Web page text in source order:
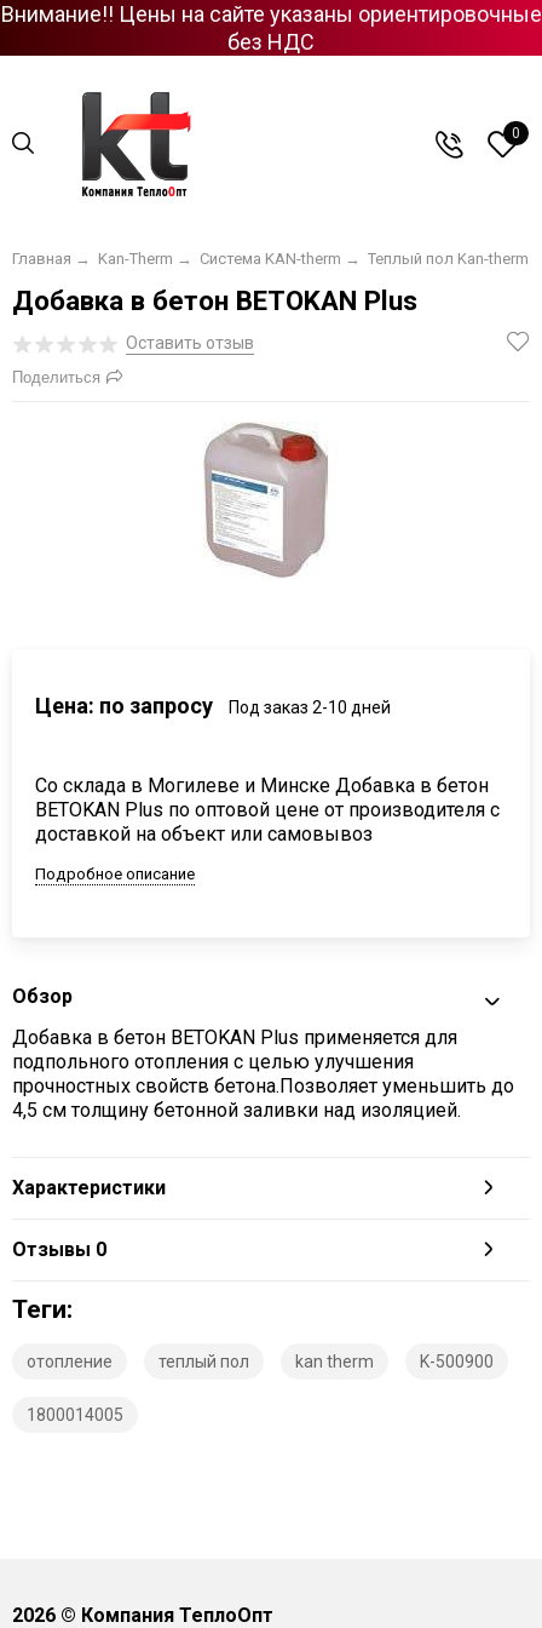
Внимание!! Цены на сайте указаны ориентировочные
без НДС
0
Главная → Kan-Therm → Система KAN-therm → Теплый пол Kan-therm
Добавка в бетон BETOKAN Plus
Оставить отзыв
Поделиться
Цена: по запросу Под заказ 2-10 дней
Со склада в Могилеве и Минске Добавка в бетон
BETOKAN Plus по оптовой цене от производителя с
доставкой на объект или самовывоз
Подробное описание
Обзор
Добавка в бетон BETOKAN Plus применяется для
подпольного отопления с целью улучшения
прочностных свойств бетона.Позволяет уменьшить до
4,5 см толщину бетонной заливки над изоляцией.
Характеристики
Отзывы 0
Теги:
отопление теплый пол kan therm K-500900
1800014005
2026© Компания ТеплоОпт